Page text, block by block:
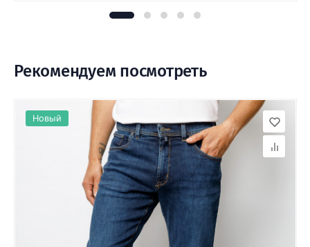
Рекомендуем посмотреть
Новый